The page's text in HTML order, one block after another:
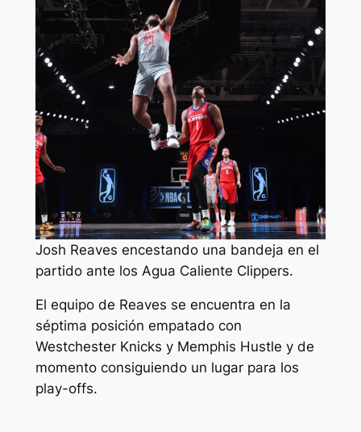
Josh Reaves encestando una bandeja en el
partido ante los Agua Caliente Clippers.
El equipo de Reaves se encuentra en la
séptima posición empatado con
Westchester Knicks y Memphis Hustle y de
momento consiguiendo un lugar para los
play-offs.